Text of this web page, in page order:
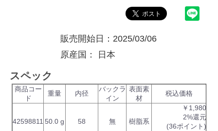
販売開始日：2025/03/06
原産国：
日本
スペック
商品コー
ド
重量 内径
バックラ
イン
表面素
材
税込価格
42598811 50.0 g 58 無 樹脂系
￥1,980
2%還元
(36ポイント)